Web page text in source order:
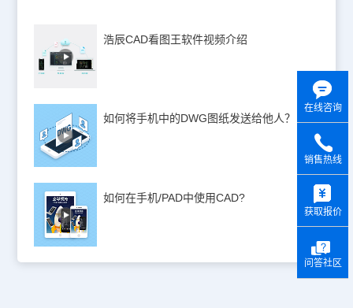
浩辰CAD看图王软件视频介绍
如何将手机中的DWG图纸发送给他人？
如何在手机/PAD中使用CAD?
在线咨询
销售热线
获取报价
问答社区